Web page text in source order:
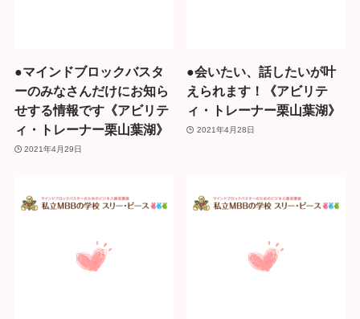
●マインドブロックバスタ
ーのみなさんだけにお知ら
せする情報です《アビリテ
ィ・トレーナー栗山葉湖》
2021年4月29日
●会いたい、話したいが叶
えられます！《アビリテ
ィ・トレーナー栗山葉湖》
2021年4月28日